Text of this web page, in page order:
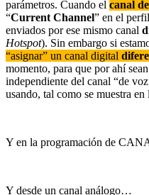
parámetros. Cuando el canal
“Current Channel” en el
enviados por ese mismo canal
Hotspot). Sin embargo si
“asignar” un canal digital
momento, para que por ahí
independiente del canal “de
usando, tal como se muestra
Y en la programación de
Y desde un canal análogo…